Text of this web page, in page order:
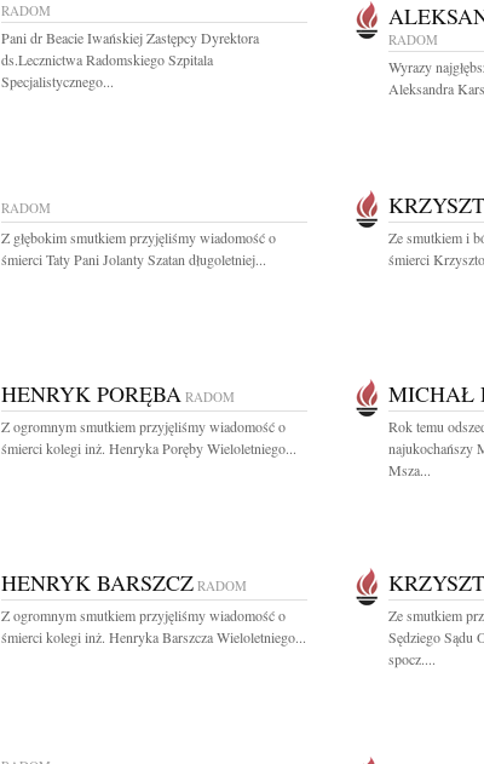
RADOM
Pani dr Beacie Iwańskiej Zastępcy Dyrektora
ds.Lecznictwa Radomskiego Szpitala
Specjalistycznego...
RADOM
Wyrazy
Aleksandra
RADOM
Z głębokim smutkiem przyjęliśmy wiadomość o
śmierci Taty Pani Jolanty Szatan długoletniej...
Ze smutkiem i
śmierci
HENRYK PORĘBA RADOM
Z ogromnym smutkiem przyjęliśmy wiadomość o
śmierci kolegi inż. Henryka Poręby Wieloletniego...
MICHAŁ
Rok temu
najukochańszy
Msza...
HENRYK BARSZCZ RADOM
Z ogromnym smutkiem przyjęliśmy wiadomość o
śmierci kolegi inż. Henryka Barszcza Wieloletniego...
Ze smutkiem
Sędziego Sądu
spocz....